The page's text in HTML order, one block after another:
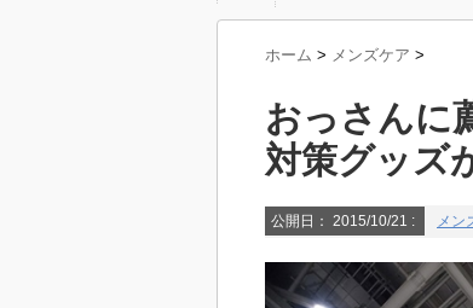
ホーム > メンズケア >
おっさんに
対策グッズ
公開日： 2015/10/21 : メン